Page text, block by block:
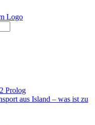
Prolog
aus Island – was ist zu